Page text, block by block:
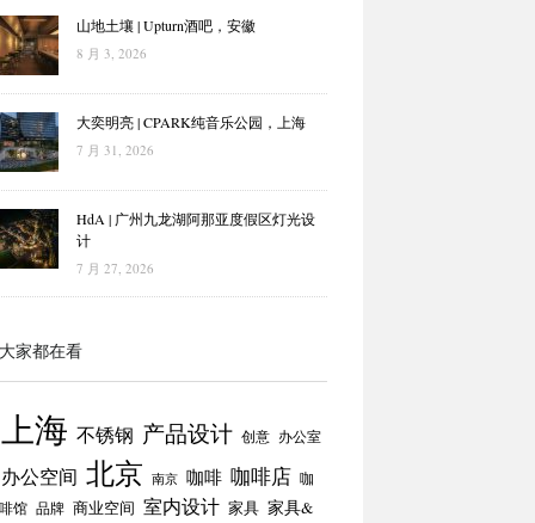
山地土壤 | Upturn酒吧，安徽
8 月 3, 2026
大奕明亮 | CPARK纯音乐公园，上海
7 月 31, 2026
HdA | 广州九龙湖阿那亚度假区灯光设
计
7 月 27, 2026
家都在看
上海 不锈钢 产品设计 创意 办公室
办公空间 北京 南京 咖啡 咖啡店 咖
馆 品牌 商业空间 室内设计 家具 家具&